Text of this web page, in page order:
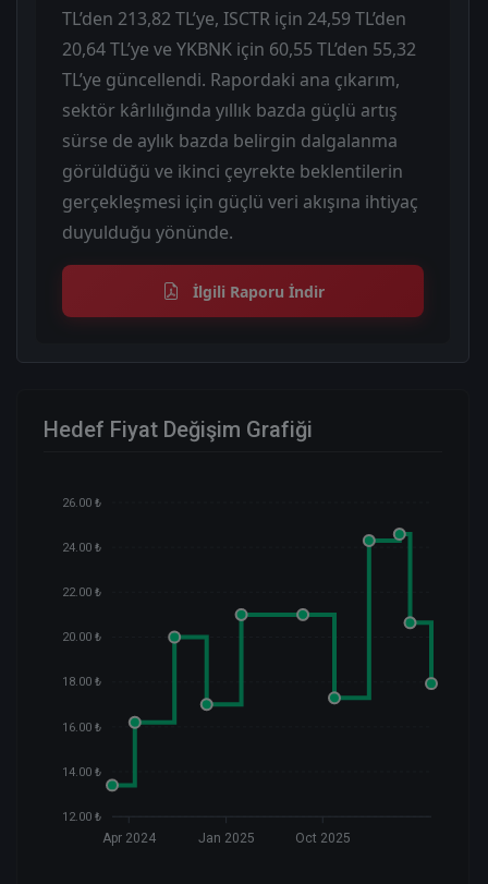
TL’den 213,82 TL’ye, ISCTR için 24,59 TL’den
20,64 TL’ye ve YKBNK için 60,55 TL’den 55,32
TL’ye güncellendi. Rapordaki ana çıkarım,
sektör kârlılığında yıllık bazda güçlü artış
sürse de aylık bazda belirgin dalgalanma
görüldüğü ve ikinci çeyrekte beklentilerin
gerçekleşmesi için güçlü veri akışına ihtiyaç
duyulduğu yönünde.
İlgili Raporu İndir
Hedef Fiyat Değişim Grafiği
26.00 ₺
24.00 ₺
22.00 ₺
20.00 ₺
18.00 ₺
16.00 ₺
14.00 ₺
12.00 ₺
Apr 2024 Jan 2025 Oct 2025